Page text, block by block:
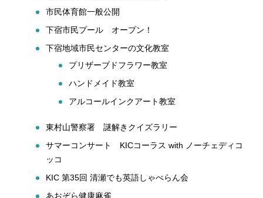
市民体育館一般公開
下宿市民プール オープン！
下宿地域市民センターの文化教室
プリザーブドフラワー教室
ハンドメイド教室
アルコールインクアート教室
東村山警察署 謎解きクイズラリー
サマーコンサート KICコーラス with ノーチェディコ
ッコ
KIC 第35回 清瀬でも英語しゃべらん会
あおぞら健康麻雀